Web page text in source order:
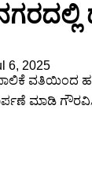
6, 2025
ಪಾಲಿಕೆ ವತಿಯಿಂದ
ಮಾಡಿ